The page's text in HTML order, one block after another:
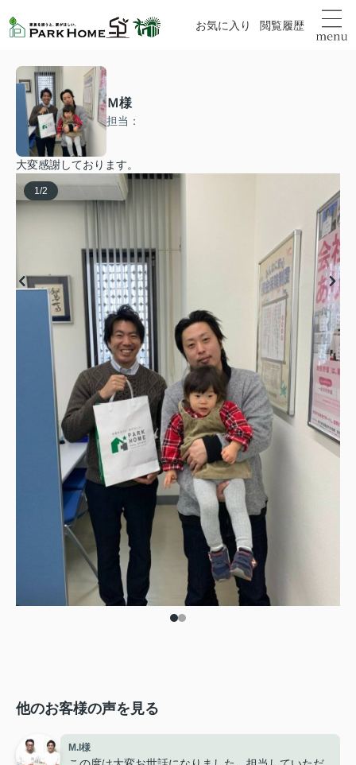
お気に入り 閲覧履歴
Ｍ様
担当：
大変感謝しております。
1/2
他のお客様の声を見る
M.I様